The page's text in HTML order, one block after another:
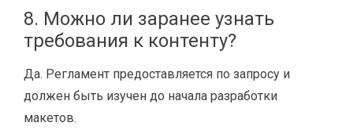
8. Можно ли заранее узнать
требования к контенту?
Да. Регламент предоставляется по запросу и
должен быть изучен до начала разработки
макетов.